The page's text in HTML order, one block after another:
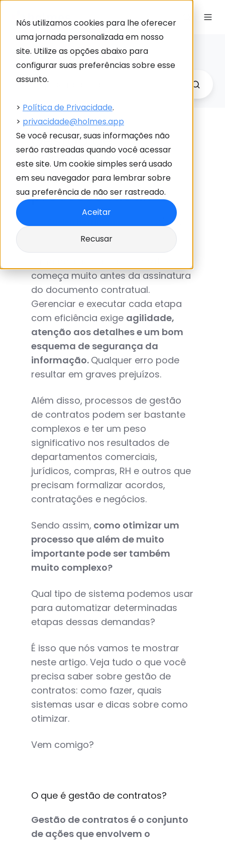
Nós utilizamos cookies para lhe oferecer
uma jornada personalizada em nosso
site. Utilize as opções abaixo para
configurar suas preferências sobre esse
assunto.
> Política de Privacidade.
> privacidade@holmes.app
Se você recusar, suas informações não
serão rastreadas quando você acessar
este site. Um cookie simples será usado
em seu navegador para lembrar sobre
sua preferência de não ser rastreado.
Aceitar
Recusar
Link
para
Holme
Holmes Blog
Gestão de
contratos: como
estruturar o
processo ideal?
em 26/08/2022
começa muito antes da assinatura
do documento contratual.
Gerenciar e executar cada etapa
com eficiência exige agilidade,
atenção aos detalhes e um bom
esquema de segurança da
informação. Qualquer erro pode
resultar em graves prejuízos.
Além disso, processos de gestão
de contratos podem ser bastante
complexos e ter um peso
significativo nos resultados de
departamentos comerciais,
jurídicos, compras, RH e outros que
precisam formalizar acordos,
contratações e negócios.
Sendo assim, como otimizar um
processo que além de muito
importante pode ser também
muito complexo?
Qual tipo de sistema podemos usar
para automatizar determinadas
etapas dessas demandas?
É isso que nós vamos te mostrar
neste artigo. Veja tudo o que você
precisa saber sobre gestão de
contratos: como fazer, quais
sistemas usar e dicas sobre como
otimizar.
Vem comigo?
O que é gestão de contratos?
Gestão de contratos é o conjunto
de ações que envolvem o